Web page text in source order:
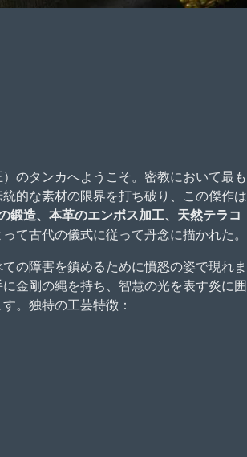
のタンカへようこそ。密教において最も
的な素材の限界を打ち破り、この傑作は
鍛造、本革のエンボス加工、天然テラコ
て古代の儀式に従って丹念に描かれた。
の障害を鎮めるために憤怒の姿で現れま
金剛の縄を持ち、智慧の光を表す炎に囲
。独特の工芸特徴：